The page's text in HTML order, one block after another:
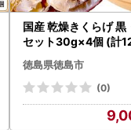
国産 乾燥きくらげ 黒
セット30g×4個 (計
徳島県徳島市
(0)